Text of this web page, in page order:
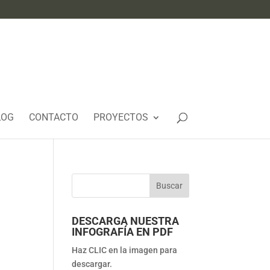
CONTACTO PROYECTOS
DESCARGA NUESTRA
INFOGRAFÍA EN PDF
Haz CLIC en la imagen para
descargar.